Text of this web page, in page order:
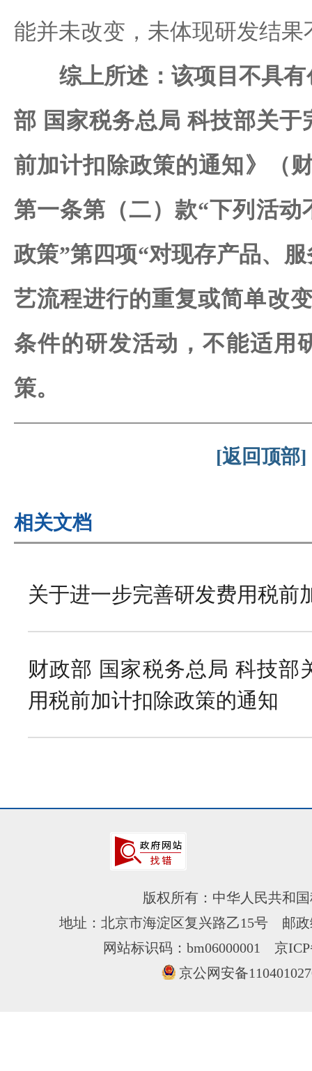
能并未改变，未体现研发结
综上所述：该项目不具
部 国家税务总局 科技部关于
前加计扣除政策的通知》（
第一条第（二）款“下列活动
政策”第四项“对现存产品、
艺流程进行的重复或简单改
条件的研发活动，不能适用
策。
[返回顶部]
相关文档
关于进一步完善研发费用税前
财政部 国家税务总局 科技部
用税前加计扣除政策的通知
版权所有：中华人民共和
地址：北京市海淀区复兴路乙15号 邮
网站标识码：bm06000001 京
京公网安备